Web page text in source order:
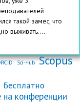
такой замес, что
выживать....
Sci-Hub Scopus
Бесплатно
на конференции